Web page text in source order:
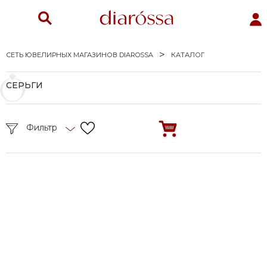
СЕТЬ ЮВЕЛИРНЫХ МАГАЗИНОВ DIAROSSA КАТАЛОГ
СЕРЬГИ
Фильтр